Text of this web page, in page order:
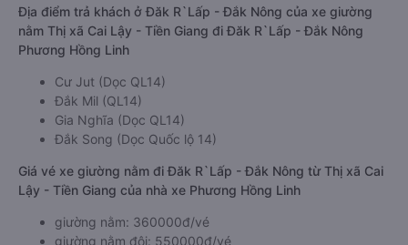
Địa điểm trả khách ở Đăk R`Lấp - Đắk Nông của xe giường
nằm Thị xã Cai Lậy - Tiền Giang đi Đăk R`Lấp - Đắk Nông
Phương Hồng Linh
Cư Jut (Dọc QL14)
Đắk Mil (QL14)
Gia Nghĩa (Dọc QL14)
Đắk Song (Dọc Quốc lộ 14)
Giá vé xe giường nằm đi Đăk R`Lấp - Đắk Nông từ Thị xã Cai
Lậy - Tiền Giang của nhà xe Phương Hồng Linh
giường nằm: 360000đ/vé
giường nằm đôi: 550000đ/vé